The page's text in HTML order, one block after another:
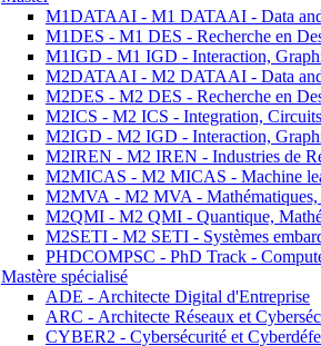
M1DATAAI - M1 DATAAI - Data
M1DES - M1 DES - Recherche en
M1IGD - M1 IGD - Interaction,
M2DATAAI - M2 DATAAI - Data
M2DES - M2 DES - Recherche en
M2ICS - M2 ICS - Integration,
M2IGD - M2 IGD - Interaction,
M2IREN - M2 IREN - Industries de
M2MICAS - M2 MICAS - Machine
M2MVA - M2 MVA - Mathématiques,
M2QMI - M2 QMI - Quantique,
M2SETI - M2 SETI - Systèmes
PHDCOMPSC - PhD Track -
Mastère spécialisé
ADE - Architecte Digital d'Entreprise
ARC - Architecte Réseaux et
CYBER2 - Cybersécurité et